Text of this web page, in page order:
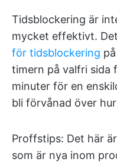
Tidsblockering är
mycket effektivt.
för tidsblockering
timern på valfri sida
minuter för en
bli förvånad över
Proffstips: Det här
som är nya inom